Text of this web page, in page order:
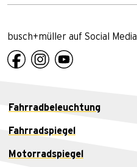
busch+müller auf Social Media
Fahrradbeleuchtung
Fahrradspiegel
Motorradspiegel